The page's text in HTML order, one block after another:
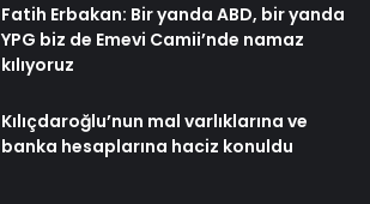
Fatih Erbakan: Bir yanda ABD, bir yanda
YPG biz de Emevi Camii’nde namaz
kılıyoruz
Kılıçdaroğlu’nun mal varlıklarına ve
banka hesaplarına haciz konuldu